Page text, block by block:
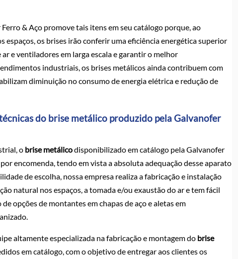
& Aço promove tais itens em seu catálogo porque, ao
espaços, os brises irão conferir uma eficiência energética superior
e ventiladores em larga escala e garantir o melhor
industriais, os brises metálicos ainda contribuem com
diminuição no consumo de energia elétrica e redução de
do brise metálico produzido pela Galvanofer
o brise metálicodisponibilizado em catálogo pela Galvanofer
encomenda, tendo em vista a absoluta adequação desse aparato
de escolha, nossa empresa realiza a fabricação e instalação
natural nos espaços, a tomada e/ou exaustão do ar e tem fácil
opções de montantes em chapas de aço e aletas em
altamente especializada na fabricação e montagem do brise
em catálogo, com o objetivo de entregar aos clientes os